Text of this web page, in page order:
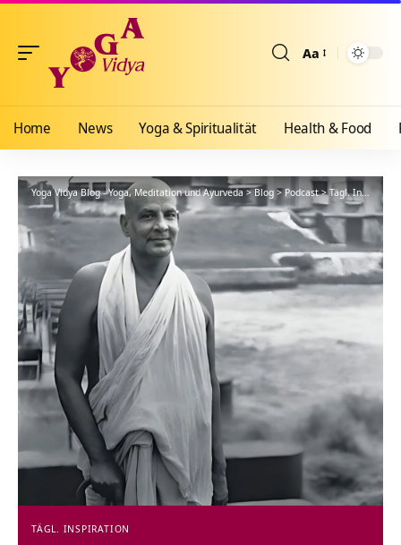
Aa
Home News Yoga & Spiritualität Health & Food
Yoga Vidya Blog - Yoga, Meditation und Ayurveda>Blog >Podcast>Tägl. Inspiration
TÄGL. INSPIRATION